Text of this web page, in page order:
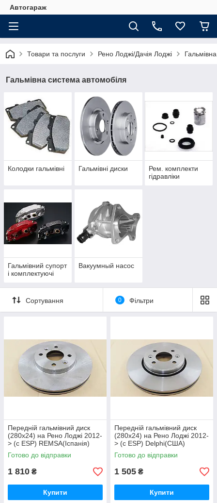
Автогараж
Товари та послуги Рено Лоджі/Дачія Лоджі
Гальмівна система автомобіля
Колодки гальмівні Гальмівні диски
Рем. комплекти
гідравліки
Гальмівний супорт
і комплектуючі
Вакуумный насос
Сортування 0 Фільтри
Передній гальмівний диск
(280x24) на Рено Лоджі 2012-
> (c ESP) REMSA(Іспанія)
622710
Готово до відправки
1 810 ₴
Купити
Передній гальмівний диск
(280x24) на Рено Лоджі 2012-
> (c ESP) Delphi(США)
BG3430
Готово до відправки
1 505 ₴
Купити